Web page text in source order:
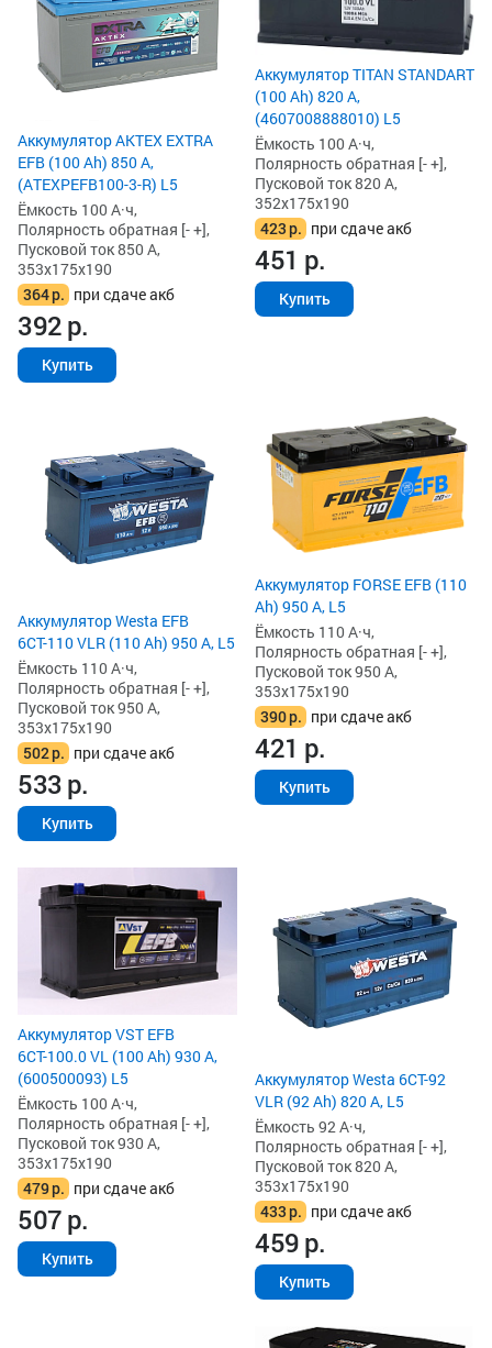
Аккумулятор AKTEX EXTRA
EFB (100 Ah) 850 А,
(ATEXPEFB100-3-R) L5
Ёмкость 100 А·ч,
Полярность обратная [- +],
Пусковой ток 850 А,
353x175x190
364р. при сдаче акб
392р.
Купить
Аккумулятор TITAN STANDART
(100 Ah) 820 А,
(4607008888010) L5
Ёмкость 100 А·ч,
Полярность обратная [- +],
Пусковой ток 820 А,
352x175x190
423р. при сдаче акб
451 р.
Купить
Аккумулятор Westa EFB
6СТ-110 VLR (110 Ah) 950 А, L5
Ёмкость 110 А·ч,
Полярность обратная [- +],
Пусковой ток 950 А,
353x175x190
502р. при сдаче акб
533р.
Купить
Аккумулятор FORSE EFB (110
Ah) 950 А, L5
Ёмкость 110 А·ч,
Полярность обратная [- +],
Пусковой ток 950 А,
353x175x190
390р. при сдаче акб
421 р.
Купить
Аккумулятор VST EFB
6СТ-100.0 VL (100 Ah) 930 А,
(600500093) L5
Ёмкость 100 А·ч,
Полярность обратная [- +],
Пусковой ток 930 А,
353x175x190
479р. при сдаче акб
507р.
Купить
Аккумулятор Westa 6СТ-92
VLR (92 Ah) 820 А, L5
Ёмкость 92 А·ч,
Полярность обратная [- +],
Пусковой ток 820 А,
353x175x190
433р. при сдаче акб
459р.
Купить